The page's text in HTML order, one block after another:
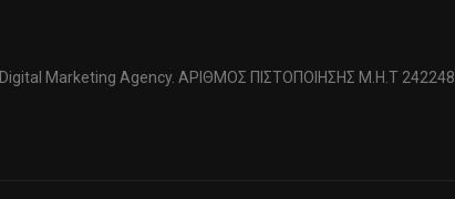
. Digital Marketing Agency. ΑΡΙΘΜΟΣ ΠΙΣΤΟΠΟΙΗΣΗΣ Μ.Η.Τ 242248